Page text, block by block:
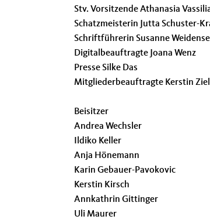
Stv. Vorsitzende Athanasia
Schatzmeisterin Jutta Schuster-
Schriftführerin Susanne
Digitalbeauftragte Joana Wenz
Presse Silke Das
Mitgliederbeauftragte Kerstin
Beisitzer
Andrea Wechsler
Ildiko Keller
Anja Hönemann
Karin Gebauer-Pavokovic
Kerstin Kirsch
Annkathrin Gittinger
Uli Maurer